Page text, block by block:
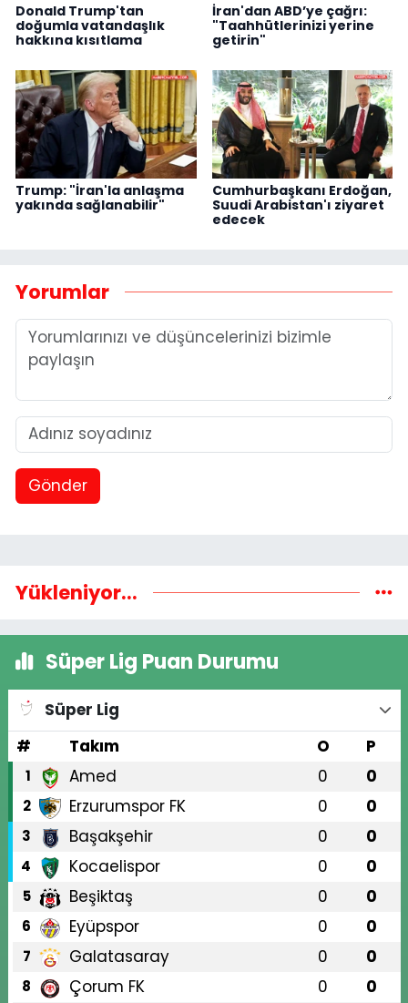
Donald Trump'tan
doğumla vatandaşlık
hakkına kısıtlama
İran'dan ABD’ye çağrı:
"Taahhütlerinizi yerine
getirin"
Trump: "İran'la anlaşma
yakında sağlanabilir"
Cumhurbaşkanı Erdoğan,
Suudi Arabistan'ı ziyaret
edecek
Yorumlar
Gönder
Yükleniyor...
Süper Lig Puan Durumu
Süper Lig
#
Takım O P
1 Amed 0 0
2 Erzurumspor FK 0 0
3 Başakşehir 0 0
4 Kocaelispor 0 0
5 Beşiktaş 0 0
6 Eyüpspor 0 0
7 Galatasaray 0 0
8 Çorum FK 0 0